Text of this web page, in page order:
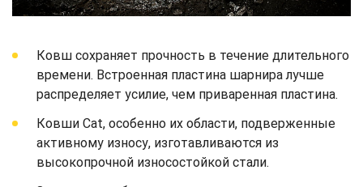
Ковш сохраняет прочность в течение длительного
времени. Встроенная пластина шарнира лучше
распределяет усилие, чем приваренная пластина.
Ковши Cat, особенно их области, подверженные
активному износу, изготавливаются из
высокопрочной износостойкой стали.